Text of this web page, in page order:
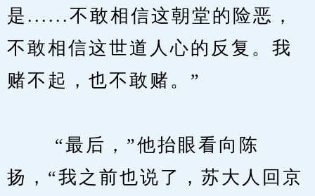
是......不敢相信这朝堂的险恶，
不敢相信这世道人心的反复。我
赌不起，也不敢赌。”
“最后，”他抬眼看向陈
扬，“我之前也说了，苏大人回京